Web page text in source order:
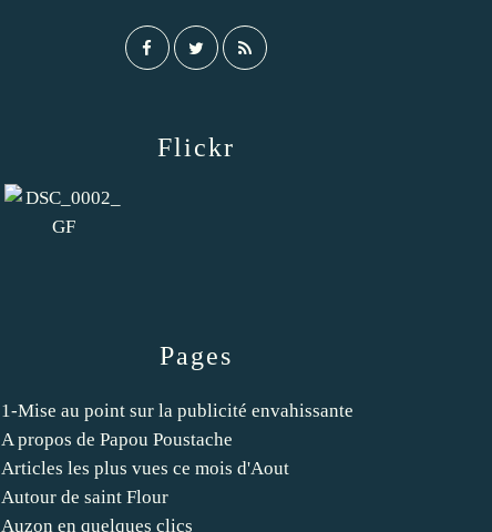
Pages
1-Mise au point sur la publicité envahissante
A propos de Papou Poustache
Articles les plus vues ce mois d'Aout
Autour de saint Flour
Auzon en quelques clics
Flickr